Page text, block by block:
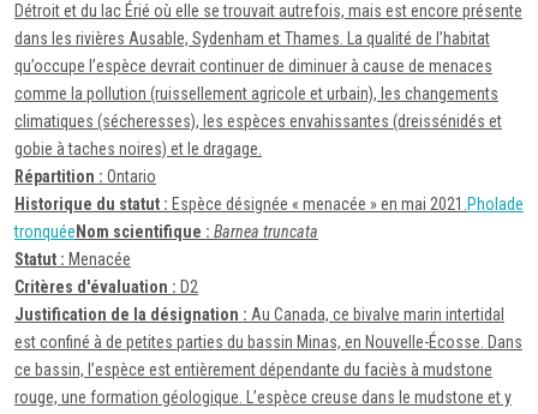
Détroit et du lac Érié où elle se trouvait autrefois, mais est encore présente
dans les rivières Ausable, Sydenham et Thames. La qualité de l’habitat
qu’occupe l’espèce devrait continuer de diminuer à cause de menaces
comme la pollution (ruissellement agricole et urbain), les changements
climatiques (sécheresses), les espèces envahissantes (dreissénidés et
gobie à taches noires) et le dragage.
Répartition : Ontario
Historique du statut : Espèce désignée « menacée » en mai 2021.Pholade
tronquée Nom scientifique : Barnea truncata
Statut : Menacée
Critères d'évaluation : D2
Justification de la désignation : Au Canada, ce bivalve marin intertidal
est confiné à de petites parties du bassin Minas, en Nouvelle-Écosse. Dans
ce bassin, l’espèce est entièrement dépendante du faciès à mudstone
rouge, une formation géologique. L’espèce creuse dans le mudstone et y